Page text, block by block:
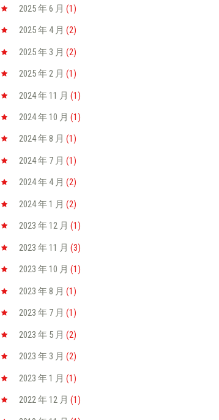
2025 年 6 月 (1)
2025 年 4 月 (2)
2025 年 3 月 (2)
2025 年 2 月 (1)
2024 年 11 月 (1)
2024 年 10 月 (1)
2024 年 8 月 (1)
2024 年 7 月 (1)
2024 年 4 月 (2)
2024 年 1 月 (2)
2023 年 12 月 (1)
2023 年 11 月 (3)
2023 年 10 月 (1)
2023 年 8 月 (1)
2023 年 7 月 (1)
2023 年 5 月 (2)
2023 年 3 月 (2)
2023 年 1 月 (1)
2022 年 12 月 (1)